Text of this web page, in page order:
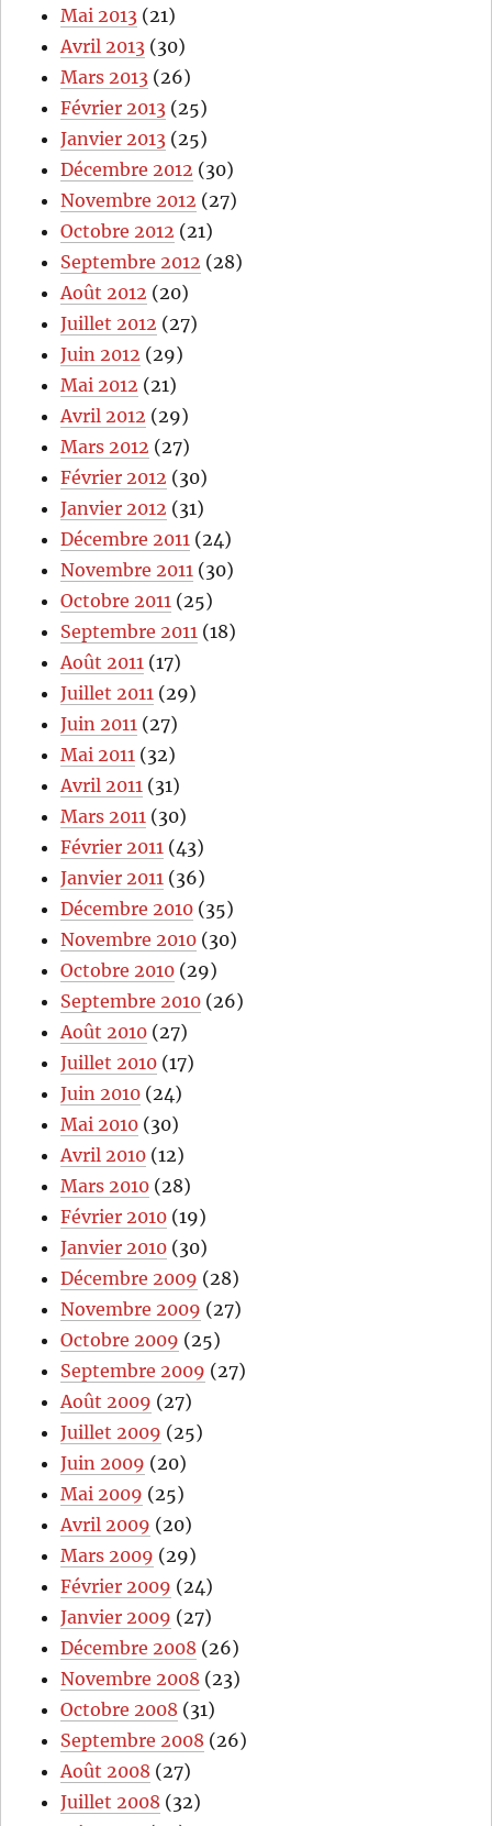
Mai 2013 (21)
Avril 2013 (30)
Mars 2013 (26)
Février 2013 (25)
Janvier 2013 (25)
Décembre 2012 (30)
Novembre 2012 (27)
Octobre 2012 (21)
Septembre 2012 (28)
Août 2012 (20)
Juillet 2012 (27)
Juin 2012 (29)
Mai 2012 (21)
Avril 2012 (29)
Mars 2012 (27)
Février 2012 (30)
Janvier 2012 (31)
Décembre 2011 (24)
Novembre 2011 (30)
Octobre 2011 (25)
Septembre 2011 (18)
Août 2011 (17)
Juillet 2011 (29)
Juin 2011 (27)
Mai 2011 (32)
Avril 2011 (31)
Mars 2011 (30)
Février 2011 (43)
Janvier 2011 (36)
Décembre 2010 (35)
Novembre 2010 (30)
Octobre 2010 (29)
Septembre 2010 (26)
Août 2010 (27)
Juillet 2010 (17)
Juin 2010 (24)
Mai 2010 (30)
Avril 2010 (12)
Mars 2010 (28)
Février 2010 (19)
Janvier 2010 (30)
Décembre 2009 (28)
Novembre 2009 (27)
Octobre 2009 (25)
Septembre 2009 (27)
Août 2009 (27)
Juillet 2009 (25)
Juin 2009 (20)
Mai 2009 (25)
Avril 2009 (20)
Mars 2009 (29)
Février 2009 (24)
Janvier 2009 (27)
Décembre 2008 (26)
Novembre 2008 (23)
Octobre 2008 (31)
Septembre 2008 (26)
Août 2008 (27)
Juillet 2008 (32)